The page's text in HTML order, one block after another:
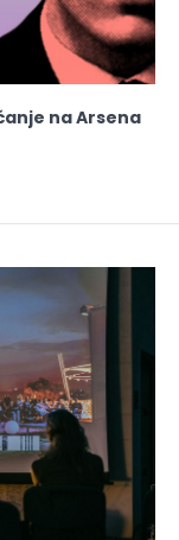
na Arsena